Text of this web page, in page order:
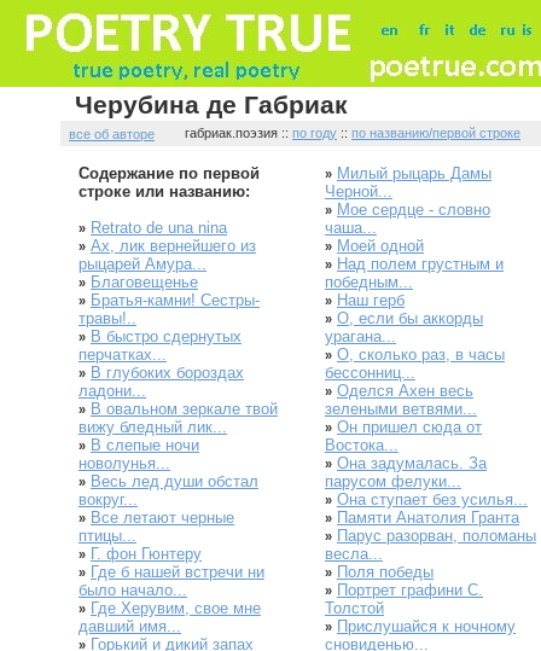
Черубина де Габриак
все об авторе габриак.поэзия :: по году :: по названию/первой строке
Содержание по первой
строке или названию:
» Retrato de una nina
» Ах, лик вернейшего из
рыцарей Амура...
» Благовещенье
» Братья-камни! Сестры-
травы!..
» В быстро сдернутых
перчатках...
» В глубоких бороздах
ладони...
» В овальном зеркале твой
вижу бледный лик...
» В слепые ночи
новолунья...
» Весь лед души обстал
вокруг...
» Все летают черные
птицы...
» Г. фон Гюнтеру
» Где б нашей встречи ни
было начало...
» Где Херувим, свое мне
давший имя...
» Горький и дикий запах
» Милый рыцарь Дамы
Черной...
» Мое сердце - словно
чаша...
» Моей одной
» Над полем грустным и
победным...
» Наш герб
» О, если бы аккорды
урагана...
» О, сколько раз, в часы
бессонниц...
» Оделся Ахен весь
зелеными ветвями...
» Он пришел сюда от
Востока...
» Она задумалась. За
парусом фелуки...
» Она ступает без усилья...
» Памяти Анатолия Гранта
» Парус разорван, поломаны
весла...
» Поля победы
» Портрет графини С.
Толстой
» Прислушайся к ночному
сновиденью...